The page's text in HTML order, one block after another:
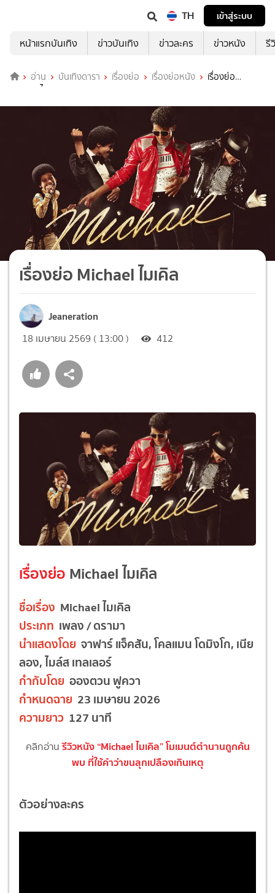
TH
เข้าสู่ระบบ
หน้าแรกบันเทิง
ข่าวบันเทิง ข่าวละคร ข่าวหนัง รี
อ่าน บันเทิงดารา เรื่องย่อ เรื่องย่อหนัง
เรื่องย่อ
Michael ไมเคิล
เรื่องย่อ Michael ไมเคิล
Jeaneration
18 เมษายน 2569 ( 13:00 ) 412
เรื่องย่อ Michael ไมเคิล
ชื่อเรื่อง Michael ไมเคิล
ประเภท เพลง / ดรามา
นำแสดงโดย จาฟาร์ แจ็คสัน, โคลแมน โดมิงโก, เนีย
ลอง, ไมล์ส เทลเลอร์
กำกับโดย อองตวน ฟูควา
กำหนดฉาย 23 เมษายน 2026
ความยาว 127 นาที
คลิกอ่านรีวิวหนัง“Michaelไมเคิล”โมเมนต์ตำนานถูกค้น
พบ ที่ใช้คำว่าขนลุกเปลืองเกินเหตุ
ตัวอย่างละคร